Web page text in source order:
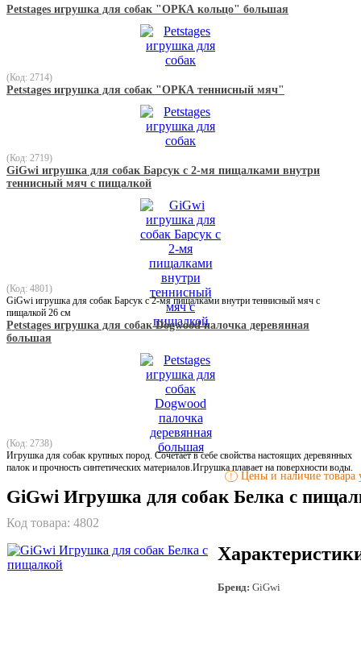
Petstages игрушка для собак "ОРКА кольцо" большая
(Код: 2714)
Petstages игрушка для собак "ОРКА теннисный мяч"
(Код: 2719)
GiGwi игрушка для собак Барсук с 2-мя пищалками внутри
теннисный мяч с пищалкой
(Код: 4801)
GiGwi игрушка для собак Барсук с 2-мя пищалками внутри теннисный мяч с
пищалкой 26 см
Petstages игрушка для собак Dogwood палочка деревянная
большая
(Код: 2738)
Игрушка для собак крупных пород. Сочетает в себе свойства настоящих деревянных
палок и прочность синтетических материалов.Игрушка плавает на поверхности воды.
! Цены и наличие товара
GiGwi Игрушка для собак Белка с
Код товара: 4802
Бренд: GiGwi